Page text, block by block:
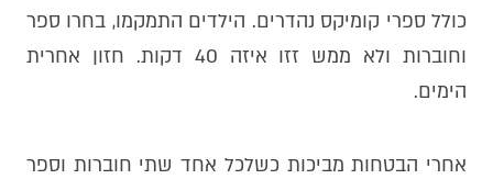
כולל ספרי קומיקס נהדרים. הילדים התמקמו, בחרו ספר
וחוברות ולא ממש זזו איזה 40 דקות. חזון אחרית
הימים.
אחרי הבטחות מביכות כשלכל אחד שתי חוברות וספר